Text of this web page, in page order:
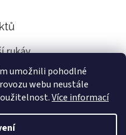
umožnili pohodlné
webu neustále
Více informací
rukáv
5 hvězdiček.
teď 2x jsou boží